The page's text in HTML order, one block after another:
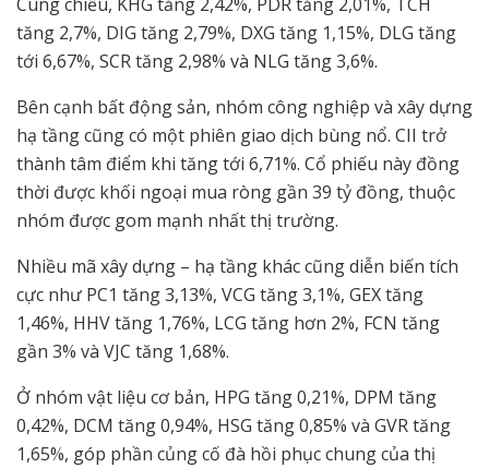
tăng 2,7%, DIG tăng 2,79%, DXG tăng 1,15%, DLG tăng
tới 6,67%, SCR tăng 2,98% và NLG tăng 3,6%.
Bên cạnh bất động sản, nhóm công nghiệp và xây dựng
hạ tầng cũng có một phiên giao dịch bùng nổ. CII trở
thành tâm điểm khi tăng tới 6,71%. Cổ phiếu này đồng
thời được khối ngoại mua ròng gần 39 tỷ đồng, thuộc
nhóm được gom mạnh nhất thị trường.
Nhiều mã xây dựng – hạ tầng khác cũng diễn biến tích
cực như PC1 tăng 3,13%, VCG tăng 3,1%, GEX tăng
1,46%, HHV tăng 1,76%, LCG tăng hơn 2%, FCN tăng
gần 3% và VJC tăng 1,68%.
Ở nhóm vật liệu cơ bản, HPG tăng 0,21%, DPM tăng
0,42%, DCM tăng 0,94%, HSG tăng 0,85% và GVR tăng
1,65%, góp phần củng cố đà hồi phục chung của thị